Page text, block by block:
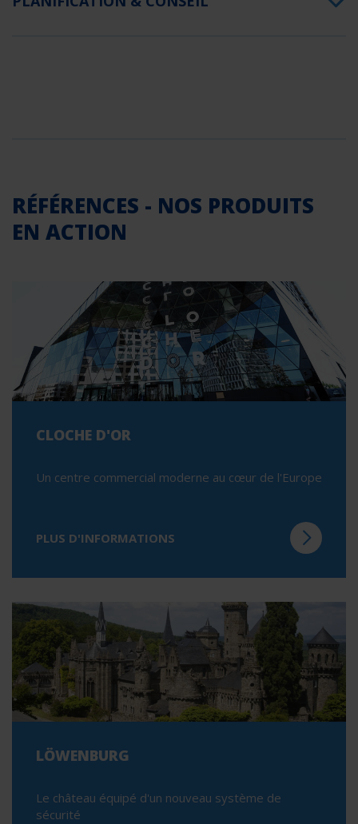
RÉFÉRENCES - NOS PRODUITS
EN ACTION
CLOCHE D'OR
Un centre commercial moderne au cœur de l'Europe
PLUS D'INFORMATIONS
LÖWENBURG
Le château équipé d'un nouveau système de
sécurité